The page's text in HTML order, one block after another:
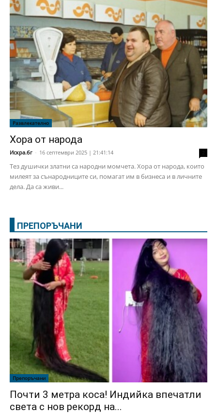
Развлекателно
Хора от народа
Искра.бг - 16 септември 2025 | 21:41:14
Тез душички златни са народни момчета. Хора от народа, които
милеят за сънародниците си, помагат им в бизнеса и в личните
дела. Да са живи...
ПРЕПОРЪЧАНИ
Препоръчани
Почти 3 метра коса! Индийка впечатли
света с нов рекорд на...